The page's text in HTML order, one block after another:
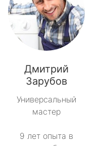
Дмитрий
Зарубов
Универсальный
мастер
9 лет опыта в